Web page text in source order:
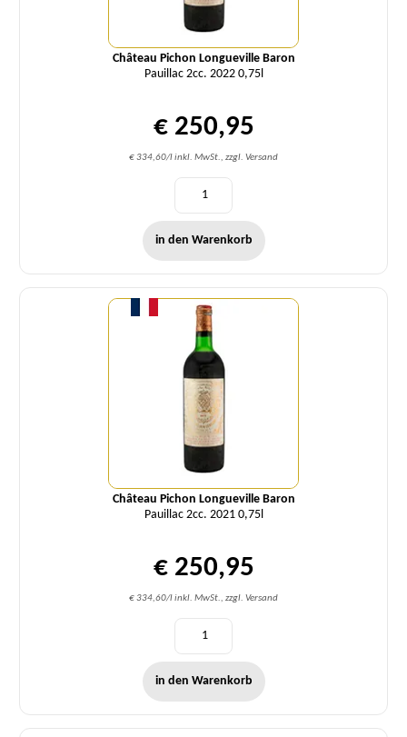
Château Pichon Longueville Baron
Pauillac 2cc. 2022 0,75l
€ 250,95
€ 334,60/l inkl. MwSt., zzgl. Versand
in den Warenkorb
Château Pichon Longueville Baron
Pauillac 2cc. 2021 0,75l
€ 250,95
€ 334,60/l inkl. MwSt., zzgl. Versand
Menge
in den Warenkorb
Menge